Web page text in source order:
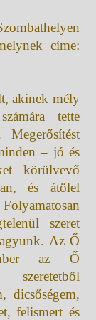
címe:
akinek mély
tette
– jó és
körülvevő
és átölel
szeret
Az Ő
az Ő
szeretetből
dicsőségem,
felismert és